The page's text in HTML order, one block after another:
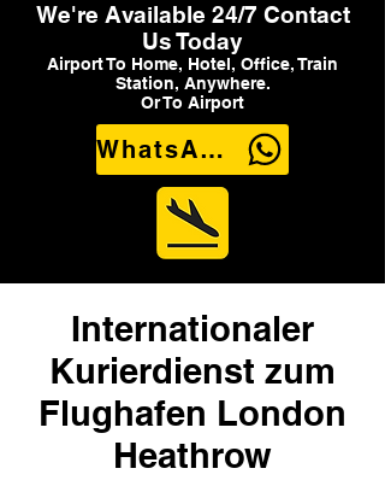
We're Available 24/7 Contact
Us Today
Airport To Home, Hotel, Office, Train
Station, Anywhere.
Or To Airport
WhatsApp Us
Internationaler
Kurierdienst zum
Flughafen London
Heathrow